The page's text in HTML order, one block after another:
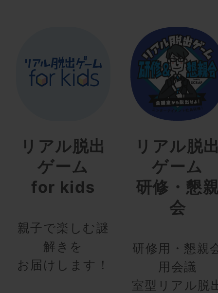
リアル脱出
ゲーム
for kids
親子で楽しむ謎
解きを
お届けします！
リアル脱
ゲーム
研修・懇
会
研修用・懇親
用会議
室型リアル脱